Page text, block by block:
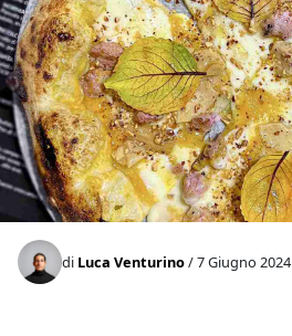
di Luca Venturino/ 7 Giugno 2024